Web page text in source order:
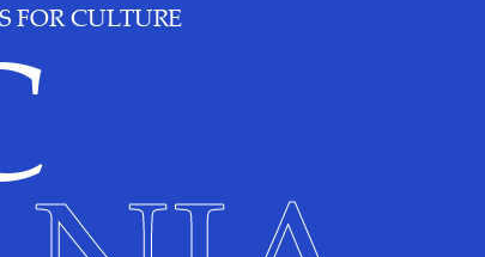
CULTURE